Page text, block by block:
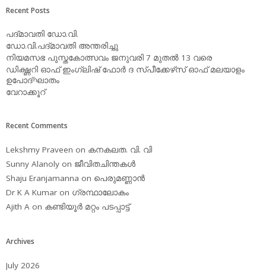
Recent Posts
പദ്മാവതി ഡോ.വി.
ഡോ.വി.പദ്മാവതി അന്തരിച്ചു
നിയമസഭ പുസ്തകോത്സവം ജനുവരി 7 മുതല്‍ 13 വരെ
ഡിക്ഷ്ണറി ഓഫ് ഇംഗ്ലിഷ് ഫോര്‍ ദ സ്പീക്കേഴ്‌സ് ഓഫ് മലയാളം
ഉപോദ്ഘാതം
വേറാക്കൂറ്
Recent Comments
Lekshmy Praveen on കനകലത. വി. വി
Sunny Alanoly on ജീവിതചിന്തകള്‍
Shaju Eranjamanna on പെരുമണ്ണാന്‍
Dr K A Kumar on ഗ്രന്ഥാലോകം
Ajith A on കണ്ടിയൂര്‍ മറ്റം പടപ്പാട്ട്‌
Archives
July 2026